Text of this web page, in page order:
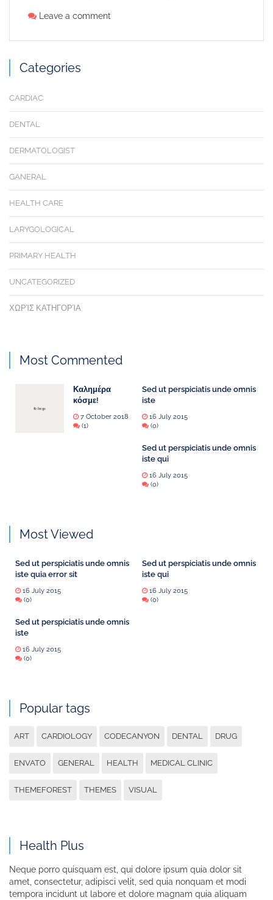
Leave a comment
Categories
CARDIAC
DENTAL
DERMATOLOGIST
GANERAL
HEALTH CARE
LARYGOLOGICAL
PRIMARY HEALTH
UNCATEGORIZED
ΧΩΡΊΣ ΚΑΤΗΓΟΡΊΑ
Most Commented
Καλημέρα
κόσμε!
7 October 2018
(1)
Sed ut perspiciatis unde omnis
iste
16 July 2015
(0)
Sed ut perspiciatis unde omnis
iste qui
16 July 2015
(0)
Most Viewed
Sed ut perspiciatis unde omnis
iste quia error sit
16 July 2015
(0)
Sed ut perspiciatis unde omnis
iste qui
16 July 2015
(0)
Sed ut perspiciatis unde omnis
iste
16 July 2015
(0)
Popular tags
ART CARDIOLOGY CODECANYON DENTAL DRUG
ENVATO GENERAL HEALTH MEDICAL CLINIC
THEMEFOREST THEMES VISUAL
Health Plus
Neque porro quisquam est, qui dolore ipsum quia dolor sit
amet, consectetur, adipisci velit, sed quia nonquam et modi
tempora incidunt ut labore et dolore magnam quia aliquam